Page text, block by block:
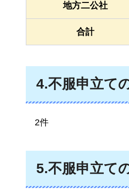
地方二公社
合計
4.不服申立て
2件
5.不服申立て